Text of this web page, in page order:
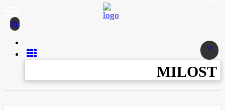
MILOST